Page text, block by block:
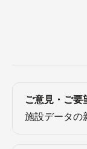
ご意見・ご要
施設データの